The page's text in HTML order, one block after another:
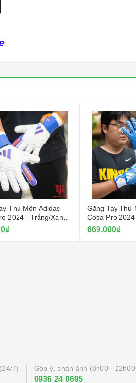
Thủ Môn Adidas
2024 - Trắng/Xanh
Găng Tay Thủ
Copa Pro
669.000₫
7)
Góp ý, phản ánh (8h00 -
0936 24 0695